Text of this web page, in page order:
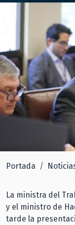
Portada
La ministra del
y el ministro de
tarde la